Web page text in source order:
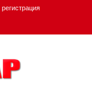
регистрация